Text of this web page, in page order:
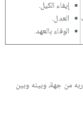
إيفاء الكيل.
العدل.
الوفاء بالعهد.
من جهة، وبينه وبين